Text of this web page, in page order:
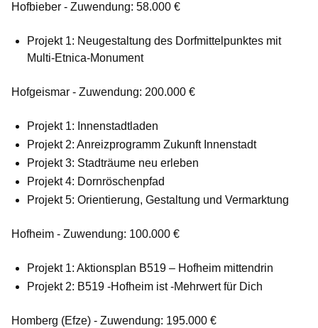
Hofbieber - Zuwendung: 58.000 €
Projekt 1: Neugestaltung des Dorfmittelpunktes mit
Multi-Etnica-Monument
Hofgeismar - Zuwendung: 200.000 €
Projekt 1: Innenstadtladen
Projekt 2: Anreizprogramm Zukunft Innenstadt
Projekt 3: Stadträume neu erleben
Projekt 4: Dornröschenpfad
Projekt 5: Orientierung, Gestaltung und Vermarktung
Hofheim - Zuwendung: 100.000 €
Projekt 1: Aktionsplan B519 – Hofheim mittendrin
Projekt 2: B519 -Hofheim ist -Mehrwert für Dich
Homberg (Efze) - Zuwendung: 195.000 €